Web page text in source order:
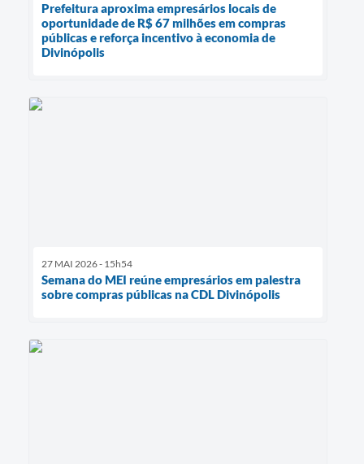
Prefeitura aproxima empresários locais de
oportunidade de R$ 67 milhões em compras
públicas e reforça incentivo à economia de
Divinópolis
27 MAI 2026 - 15h54
Semana do MEI reúne empresários em palestra
sobre compras públicas na CDL Divinópolis